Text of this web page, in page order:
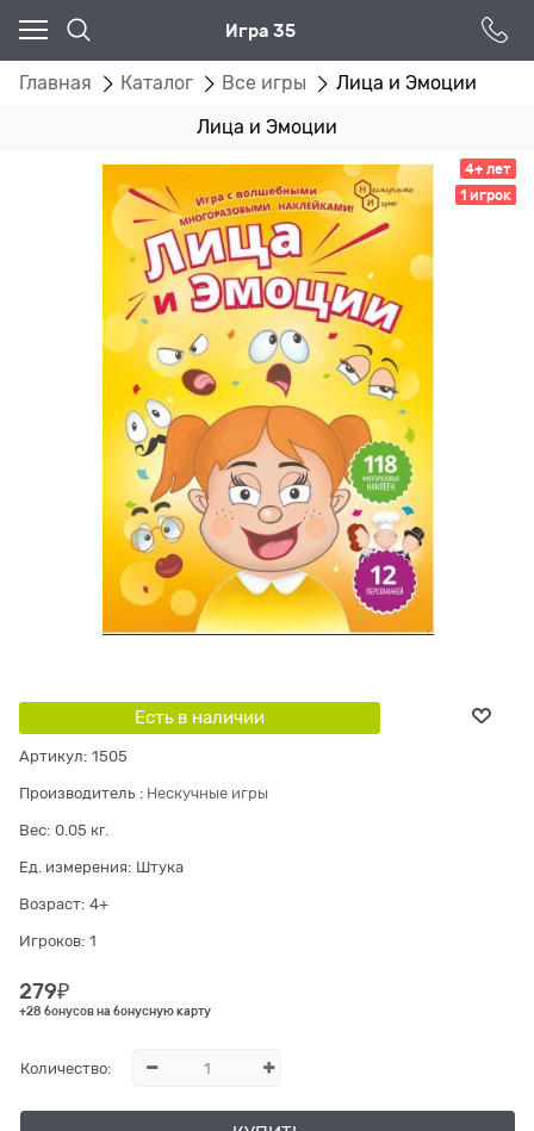
Игра 35
Главная Каталог Все игры Лица и Эмоции
Лица и Эмоции
4+ лет
1 игрок
Есть в наличии
Артикул: 1505
Производитель : Нескучные игры
Вес: 0.05 кг.
Ед. измерения: Штука
Возраст: 4+
Игроков: 1
279₽
+28 бонусов на бонусную карту
Количество: